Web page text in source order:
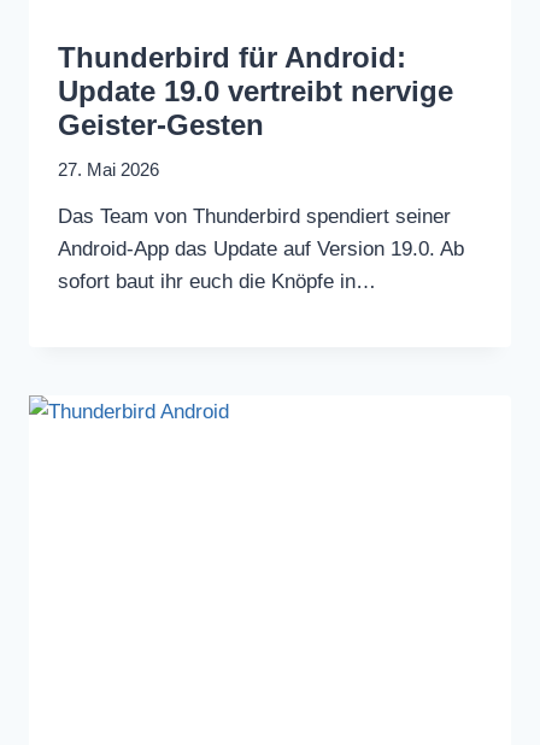
Thunderbird für Android:
Update 19.0 vertreibt nervige
Geister-Gesten
27. Mai 2026
Das Team von Thunderbird spendiert seiner
Android-App das Update auf Version 19.0. Ab
sofort baut ihr euch die Knöpfe in…